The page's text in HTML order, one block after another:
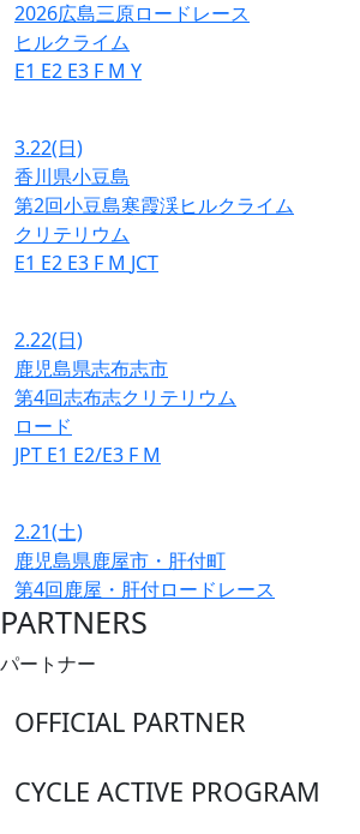
2026広島三原ロードレース
ヒルクライム
E1 E2 E3 F M Y
3.22(日)
香川県小豆島
第2回小豆島寒霞渓ヒルクライム
クリテリウム
E1 E2 E3 F M JCT
2.22(日)
鹿児島県志布志市
第4回志布志クリテリウム
ロード
JPT E1 E2/E3 F M
2.21(土)
鹿児島県鹿屋市・肝付町
第4回鹿屋・肝付ロードレース
PARTNERS
パートナー
OFFICIAL PARTNER
CYCLE ACTIVE PROGRAM